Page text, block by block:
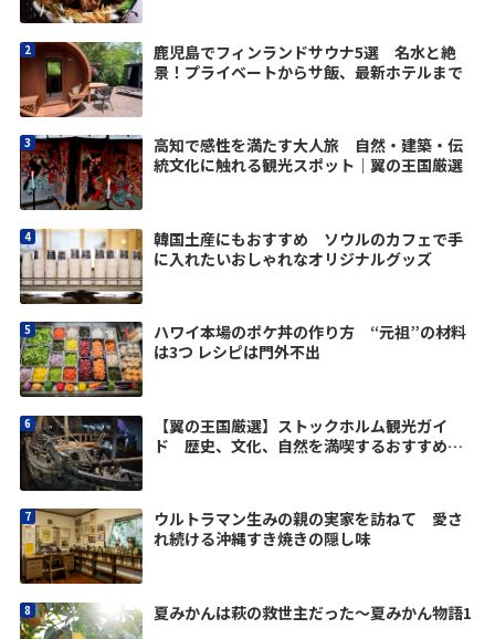
鹿児島でフィンランドサウナ5選 名水と絶
景！プライベートからサ飯、最新ホテルまで
高知で感性を満たす大人旅 自然・建築・伝
統文化に触れる観光スポット｜翼の王国厳選
韓国土産にもおすすめ ソウルのカフェで手
に入れたいおしゃれなオリジナルグッズ
ハワイ本場のポケ丼の作り方 “元祖”の材料
は3つ レシピは門外不出
【翼の王国厳選】ストックホルム観光ガイ
ド 歴史、文化、自然を満喫するおすすめス
ウルトラマン生みの親の実家を訪ねて 愛さ
れ続ける沖縄すき焼きの隠し味
夏みかんは萩の救世主だった〜夏みかん物語1